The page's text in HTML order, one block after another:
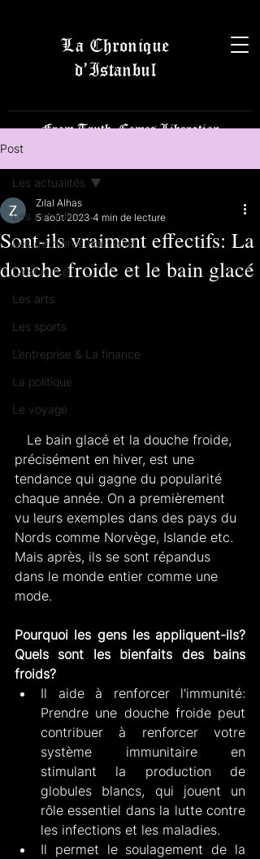
La Chronique
d’Istanbul
From Truth, Comes Liberation
Post
Les actualités
Les dernières nouvelles
La science
Les arts
Les sports
L’entreprise & La finance
La politique
Le voyage
Les actualités
Sont-ils vraiment effectifs: La
douche froide et le bain glacé
Zılal Alhas
5 août 2023 4 min de lecture
précisément en hiver, est une
tendance qui gagne du popularité
chaque année. On a premièrement
vu leurs exemples dans des pays du
Nords comme Norvège, Islande etc.
Mais après, ils se sont répandus
dans le monde entier comme une
mode.
Pourquoi les gens les appliquent-ils?
Quels sont les bienfaits des bains
froids?
Il aide à renforcer l'immunité:
Prendre une douche froide peut
contribuer à renforcer votre
système immunitaire en
stimulant la production de
globules blancs, qui jouent un
rôle essentiel dans la lutte contre
les infections et les maladies.
Il permet le soulagement de la